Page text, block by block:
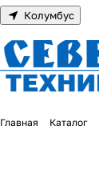
Колумбус
Главная Каталог